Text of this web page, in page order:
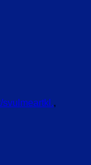
svulmeartkl.,